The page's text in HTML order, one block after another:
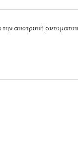
την αποτροπή